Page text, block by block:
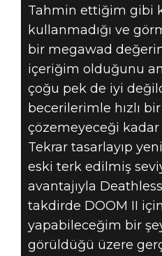
Tahmin ettiğim gibi
kullanmadığı ve
bir megawad
içeriğim olduğunu
çoğu pek de iyi
becerilerimle hızlı
çözemeyeceği
Tekrar tasarlayıp
eski terk edilmiş
avantajıyla
takdirde DOOM II
yapabileceğim bir
görüldüğü üzere